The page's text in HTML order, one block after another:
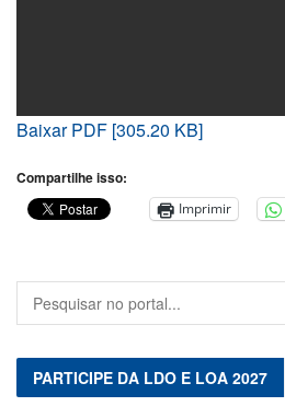
Baixar PDF [305.20 KB]
Compartilhe isso:
Imprimir
PARTICIPE DA LDO E LOA 2027